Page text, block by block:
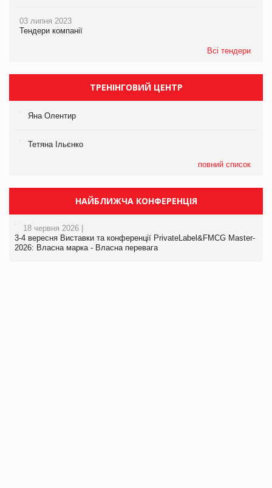
03 липня 2023
Тендери компанії
Всі тендери
ТРЕНІНГОВИЙ ЦЕНТР
Яна Олентир
Тетяна Ільєнко
повний список
НАЙБЛИЖЧА КОНФЕРЕНЦІЯ
18 червня 2026 |
3-4 вересня Виставки та конференції PrivateLabel&FMCG Master-
2026: Власна марка - Власна перевага